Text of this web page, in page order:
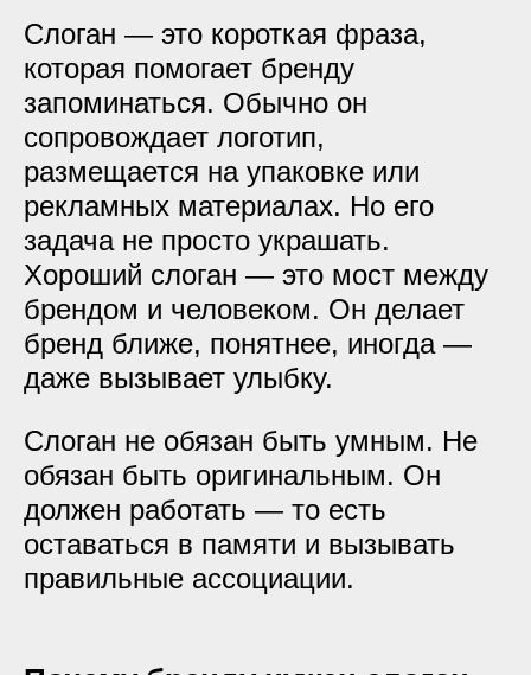
Слоган — это короткая фраза,
которая помогает бренду
запоминаться. Обычно он
сопровождает логотип,
размещается на упаковке или
рекламных материалах. Но его
задача не просто украшать.
Хороший слоган — это мост между
брендом и человеком. Он делает
бренд ближе, понятнее, иногда —
даже вызывает улыбку.
Слоган не обязан быть умным. Не
обязан быть оригинальным. Он
должен работать — то есть
оставаться в памяти и вызывать
правильные ассоциации.